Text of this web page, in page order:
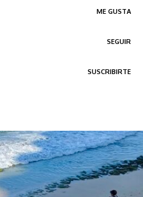
ME GUSTA
SEGUIR
SUSCRIBIRTE